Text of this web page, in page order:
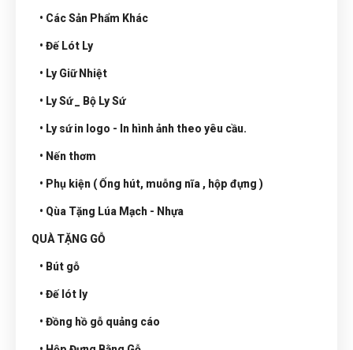
• Các Sản Phẩm Khác
• Đế Lót Ly
• Ly Giữ Nhiệt
• Ly Sứ _ Bộ Ly Sứ
• Ly sứ in logo - In hình ảnh theo yêu cầu.
• Nến thơm
• Phụ kiện ( Ống hút, muỗng nĩa , hộp đựng )
• Qùa Tặng Lúa Mạch - Nhựa
QUÀ TẶNG GỖ
• Bút gỗ
• Đế lót ly
• Đồng hồ gỗ quảng cáo